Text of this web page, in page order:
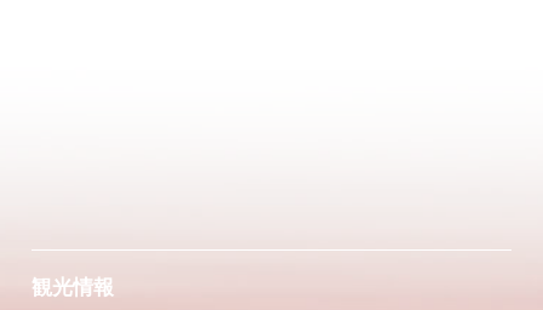
観光情報